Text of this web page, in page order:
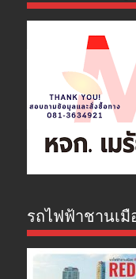
รถไฟฟ้าชานเมื